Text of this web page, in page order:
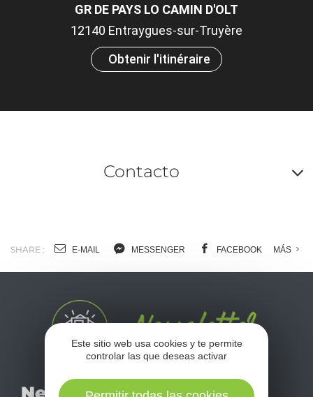
GR DE PAYS LO CAMIN D'OLT
12140 Entraygues-sur-Truyère
Obtenir l'itinéraire
Contacto
SHARE : E-MAIL MESSENGER FACEBOOK MÁS
Newsletter
No se pierda nuestro
Este sitio web usa cookies y te permite
controlar las que deseas activar